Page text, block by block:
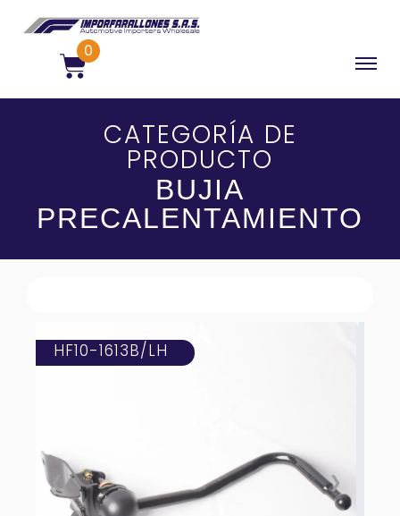
0
CATEGORÍA DE
PRODUCTO
BUJIA
PRECALENTAMIENTO
❮ ❯
HF10-1613B/LH